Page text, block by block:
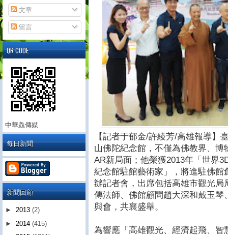
【記者于郁金/許綾芳/高雄報導】
山佛陀紀念館，不僅為佛教界、
AR新局面；他榮獲2013年「世界
紀念館駐館藝術家」，將進駐佛
辦記者會，出席包括高雄市觀光
傳法師、佛館顧問趙大深和戴玉
與會，共襄盛舉。
為響應「高雄觀光、經濟起飛、
文章
留言
QR CODE
中華鱻傳媒
每日新聞
新聞回顧
► 2013 (2)
► 2014 (415)